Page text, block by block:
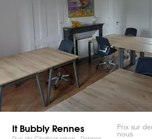
It Bubbly Rennes
Prix sur
nous